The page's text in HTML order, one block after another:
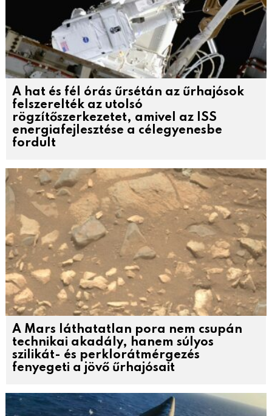
A hat és fél órás űrsétán az űrhajósok
felszerelték az utolsó
rögzítőszerkezetet, amivel az ISS
energiafejlesztése a célegyenesbe
fordult
A Mars láthatatlan pora nem csupán
technikai akadály, hanem súlyos
szilikát- és perklorátmérgezés
fenyegeti a jövő űrhajósait